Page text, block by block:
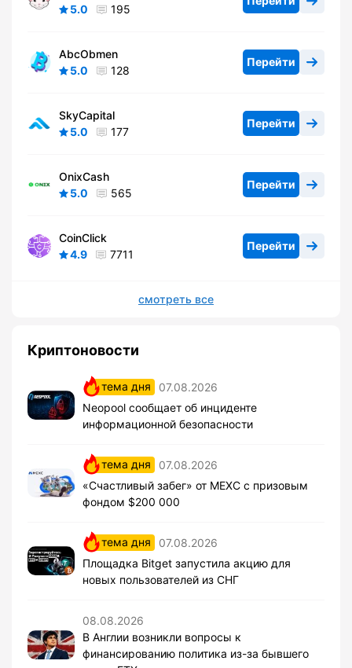
5.0
195
AbcObmen
5.0
128
Перейти
SkyCapital
5.0
177
Перейти
OnixCash
5.0
565
Перейти
CoinClick
4.9
7711
Перейти
смотреть все
Криптоновости
тема дня
07.08.2026
Neopool сообщает об инциденте
информационной безопасности
тема дня
07.08.2026
«Счастливый забег» от MEXC с призовым
фондом $200 000
тема дня
07.08.2026
Площадка Bitget запустила акцию для
новых пользователей из СНГ
08.08.2026
В Англии возникли вопросы к
финансированию политика из-за бывшего